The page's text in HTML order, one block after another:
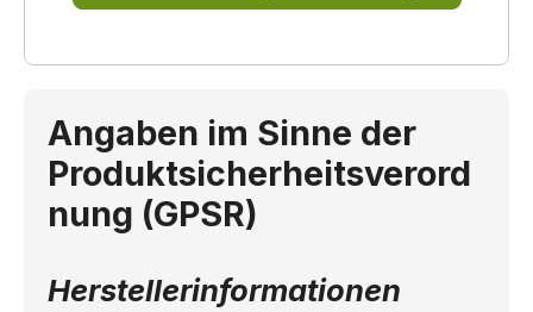
Angaben im Sinne der
Produktsicherheitsverord
nung (GPSR)
Herstellerinformationen